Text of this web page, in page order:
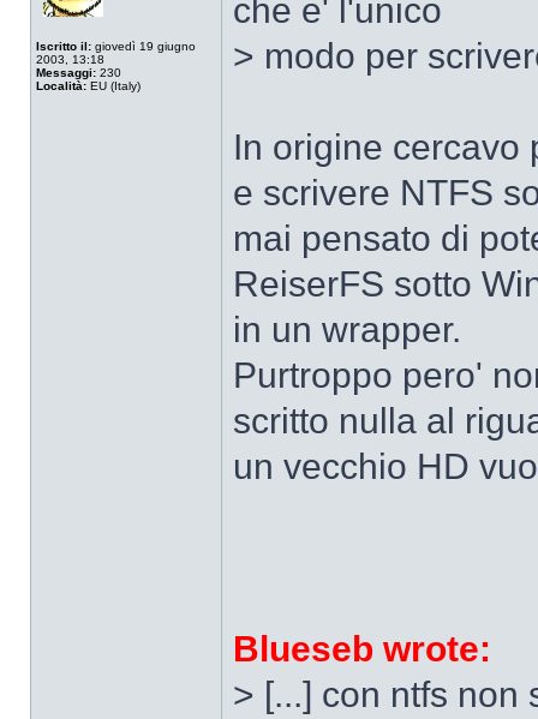
Iscritto il: giovedì 19 giugno
2003, 13:18
Messaggi: 230
Località: EU (Italy)
che e' l'unico
> modo per
In origine cercavo
e scrivere NTFS
mai pensato di
ReiserFS sotto
in un wrapper.
Purtroppo pero'
scritto nulla al
un vecchio HD
Blueseb wrote:
> [...] con ntfs non